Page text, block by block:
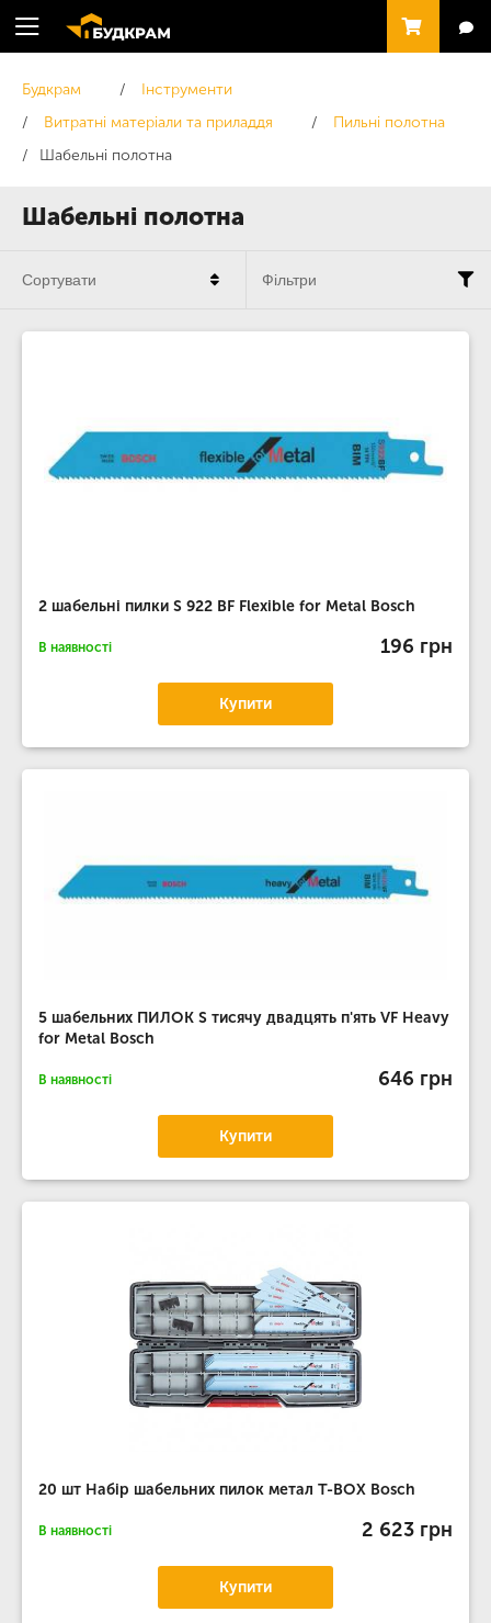
Шабельні полотна
Будкрам
Інструменти
Витратні матеріали та приладдя
Пильні полотна
Шабельні полотна
2 шабельні пилки S 922 BF Flexible for Metal Bosch
В наявності 196 грн
Купити
5 шабельних ПИЛОК S тисячу двадцять п'ять VF Heavy
for Metal Bosch
В наявності 646 грн
Купити
20 шт Набір шабельних пилок метал T-BOX Bosch
В наявності 2 623 грн
Купити
Сортувати Фільтри